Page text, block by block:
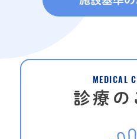
MEDICAL
診療の